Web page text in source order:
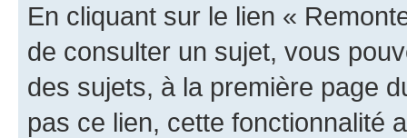
En cliquant sur le lien «
de consulter un sujet, vous
des sujets, à la première page
pas ce lien, cette fonctionnalité